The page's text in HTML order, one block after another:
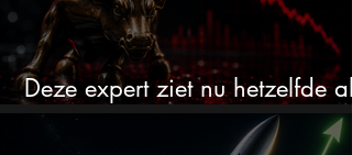
Deze expert ziet nu hetzelfde als
voor de crash van 1987